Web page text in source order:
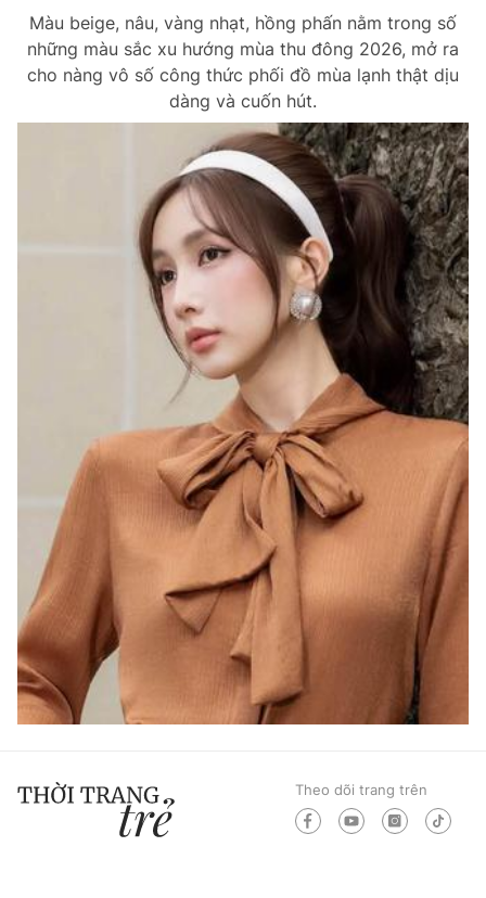
Màu beige, nâu, vàng nhạt, hồng phấn nằm trong số
những màu sắc xu hướng mùa thu đông 2026, mở ra
cho nàng vô số công thức phối đồ mùa lạnh thật dịu
dàng và cuốn hút.
Theo dõi trang trên